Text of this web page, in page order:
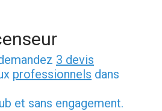
3 devis
professionnels dans
et sans engagement.